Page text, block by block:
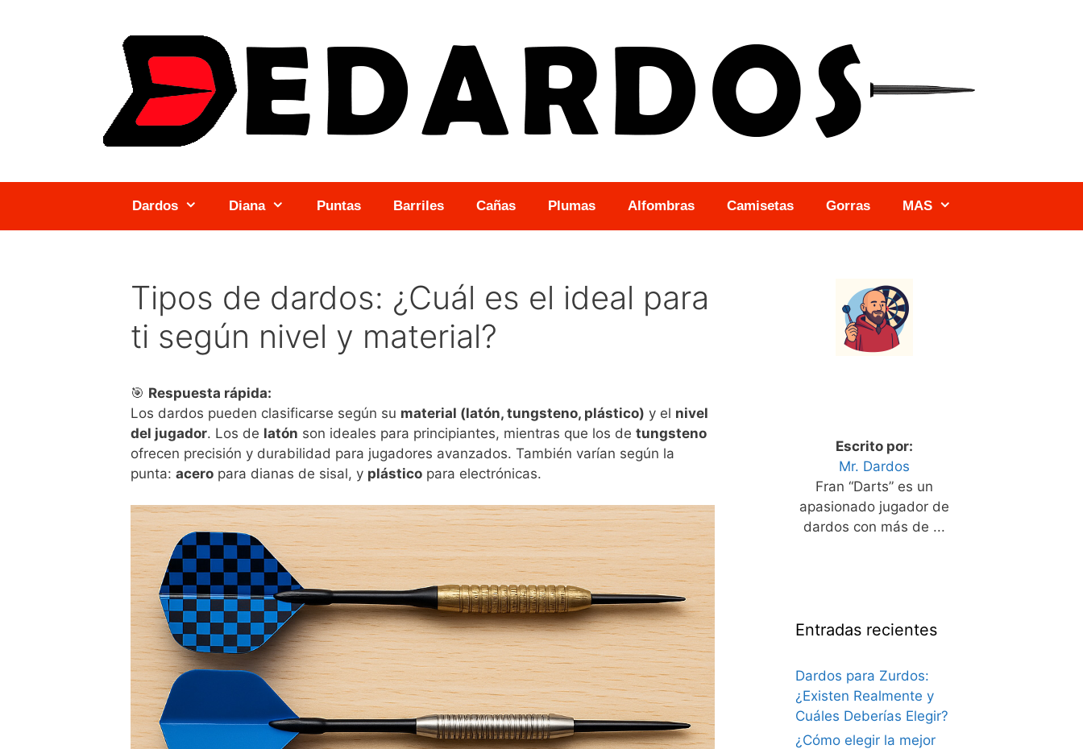
Dardos Diana Puntas Barriles Cañas Plumas Alfombras Camisetas Gorras MAS
Tipos de dardos: ¿Cuál es el ideal para
ti según nivel y material?
🎯 Respuesta rápida:
Los dardos pueden clasificarse según su material (latón, tungsteno, plástico) y el nivel
del jugador. Los de latón son ideales para principiantes, mientras que los de tungsteno
ofrecen precisión y durabilidad para jugadores avanzados. También varían según la
punta: acero para dianas de sisal, y plástico para electrónicas.
Escrito por:
Mr. Dardos
Fran “Darts” es un
apasionado jugador de
dardos con más de ...
Entradas recientes
Dardos para Zurdos:
¿Existen Realmente y
Cuáles Deberías Elegir?
¿Cómo elegir la mejor